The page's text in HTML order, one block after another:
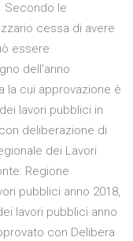
Secondo le
cessa di avere
essere
dell'anno
la cui approvazione è
lavori pubblici in
deliberazione di
dei Lavori
Regione
pubblici anno 2018,
lavori pubblici anno
con Delibera